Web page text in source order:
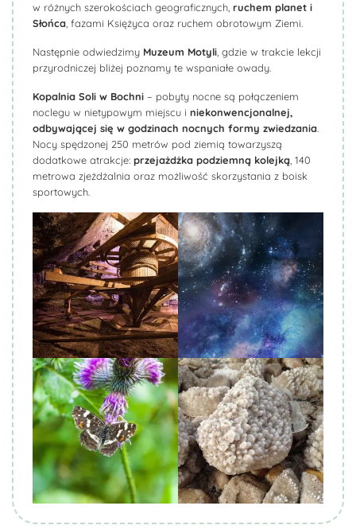
w różnych szerokościach geograficznych, ruchem planet i
Słońca , fazami Księżyca oraz ruchem obrotowym Ziemi.
Następnie odwiedzimy Muzeum Motyli , gdzie w trakcie lekcji
przyrodniczej bliżej poznamy te wspaniałe owady.
Kopalnia Soli w Bochni – pobyty nocne są połączeniem
noclegu w nietypowym miejscu i niekonwencjonalnej,
odbywającej się w godzinach nocnych formy zwiedzania
Nocy spędzonej 250 metrów pod ziemią towarzyszą
dodatkowe atrakcje: przejażdżka podziemną kolejką , 140
metrowa zjeżdżalnia oraz możliwość skorzystania z boisk
sportowych.
Biuro Podróży KROCZEKBiuro Podróży KROCZEK
Biuro Podróży KROCZEK Biuro Podróży KROCZEK